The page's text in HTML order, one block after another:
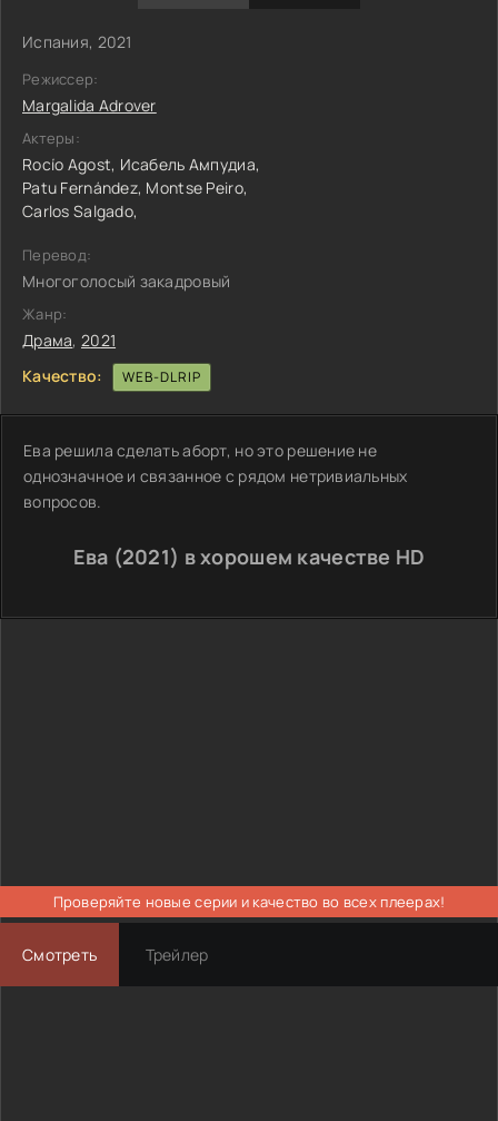
Испания, 2021
Режиссер:
Margalida Adrover
Актеры:
Rocío Agost, Исабель Ампудиа,
Patu Fernández, Montse Peiro,
Carlos Salgado,
Перевод:
Многоголосый закадровый
Жанр:
Драма, 2021
Качество:
WEB-DLRIP
Ева решила сделать аборт, но это решение не
однозначное и связанное с рядом нетривиальных
вопросов.
Ева (2021) в хорошем качестве HD
Проверяйте новые серии и качество во всех плеерах!
Смотреть Трейлер